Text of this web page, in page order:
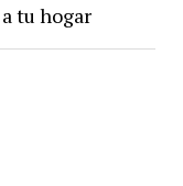
tu hogar